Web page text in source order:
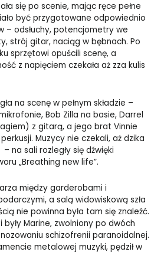
się po scenie, mając ręce pełne
być przygotowane odpowiednio
– odsłuchy, potencjometry we
strój gitar, naciąg w bębnach. Po
sprzętowi opuścili scenę, a
z napięciem czekała aż zza kulis
na scenę w pełnym składzie –
Bob Zilla na basie, Darrel
z gitarą, a jego brat Vinnie
Muzycy nie czekali, aż dzika
na sali rozległy się dźwięki
„Breathing new life”.
między garderobami i
a salą widowiskową szła
nie powinna była tam się znaleźć.
Marine, zwolniony po dwóch
schizofrenii paranoidalnej.
metalowej muzyki, pędził w